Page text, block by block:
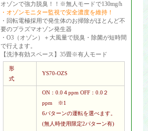
オゾンで強力脱臭！！※無人モードで130mg/h
・オゾンモニター監視で安全濃度を維持！
・回転電極採用で発生体のお掃除がほとんど不
要のプラズマオゾン発生器
・O3（オゾン）＋大風量で脱臭・除菌が短時間
で行えます。
【洗浄有効スペース】35畳※有人モード
形
式
YS70-OZS
ON：0.0４ppm OFF：0.0２
ppm ※1
6パターンの運転を選べます。
(無人時使用限定2パターン有)